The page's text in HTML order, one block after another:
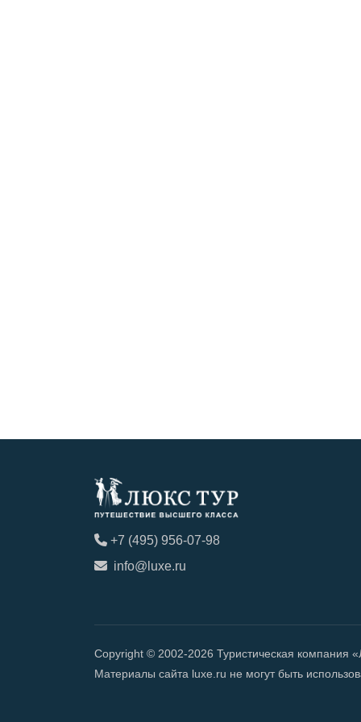
+7 (495) 956-07-98
info@luxe.ru
Copyright © 2002-2026 Туристическая компания
Материалы сайта luxe.ru не могут быть